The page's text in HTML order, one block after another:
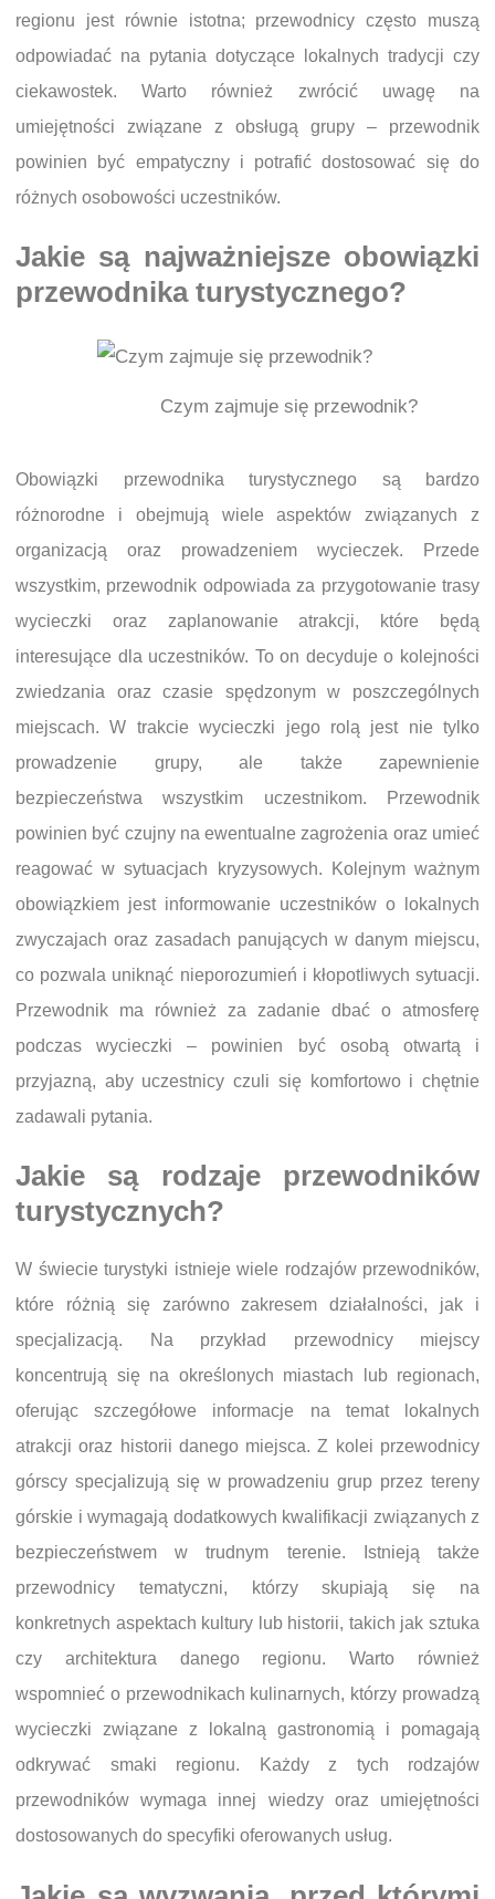
regionu jest równie istotna; przewodnicy często muszą
odpowiadać na pytania dotyczące lokalnych tradycji czy
ciekawostek. Warto również zwrócić uwagę na
umiejętności związane z obsługą grupy – przewodnik
powinien być empatyczny i potrafić dostosować się do
różnych osobowości uczestników.
Jakie są najważniejsze obowiązki
przewodnika turystycznego?
Czym zajmuje się przewodnik?
Obowiązki przewodnika turystycznego są bardzo
różnorodne i obejmują wiele aspektów związanych z
organizacją oraz prowadzeniem wycieczek. Przede
wszystkim, przewodnik odpowiada za przygotowanie trasy
wycieczki oraz zaplanowanie atrakcji, które będą
interesujące dla uczestników. To on decyduje o kolejności
zwiedzania oraz czasie spędzonym w poszczególnych
miejscach. W trakcie wycieczki jego rolą jest nie tylko
prowadzenie grupy, ale także zapewnienie
bezpieczeństwa wszystkim uczestnikom. Przewodnik
powinien być czujny na ewentualne zagrożenia oraz umieć
reagować w sytuacjach kryzysowych. Kolejnym ważnym
obowiązkiem jest informowanie uczestników o lokalnych
zwyczajach oraz zasadach panujących w danym miejscu,
co pozwala uniknąć nieporozumień i kłopotliwych sytuacji.
Przewodnik ma również za zadanie dbać o atmosferę
podczas wycieczki – powinien być osobą otwartą i
przyjazną, aby uczestnicy czuli się komfortowo i chętnie
zadawali pytania.
Jakie są rodzaje przewodników
turystycznych?
W świecie turystyki istnieje wiele rodzajów przewodników,
które różnią się zarówno zakresem działalności, jak i
specjalizacją. Na przykład przewodnicy miejscy
koncentrują się na określonych miastach lub regionach,
oferując szczegółowe informacje na temat lokalnych
atrakcji oraz historii danego miejsca. Z kolei przewodnicy
górscy specjalizują się w prowadzeniu grup przez tereny
górskie i wymagają dodatkowych kwalifikacji związanych z
bezpieczeństwem w trudnym terenie. Istnieją także
przewodnicy tematyczni, którzy skupiają się na
konkretnych aspektach kultury lub historii, takich jak sztuka
czy architektura danego regionu. Warto również
wspomnieć o przewodnikach kulinarnych, którzy prowadzą
wycieczki związane z lokalną gastronomią i pomagają
odkrywać smaki regionu. Każdy z tych rodzajów
przewodników wymaga innej wiedzy oraz umiejętności
dostosowanych do specyfiki oferowanych usług.